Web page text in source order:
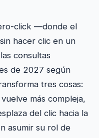
click —donde el
hacer clic en un
consultas
de 2027 según
tres cosas:
más compleja,
del clic hacia la
asumir su rol de